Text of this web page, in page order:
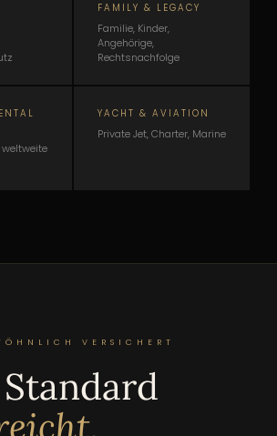
FAMILY & LEGACY
Familie, Kinder,
Angehörige,
Rechtsnachfolge
weltweite
YACHT & AVIATION
Private Jet, Charter, Marine
VERSICHERT